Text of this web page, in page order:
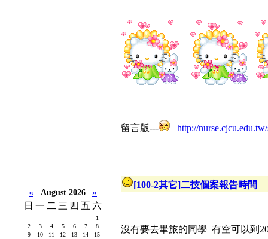
留言版--- http://
« August 2026
»
日 一 二 三 四 五 六
1
2
3 4 5 6 7
8
9
10 11 12 13 14
15
[100-2其它]二技個案報告時間
沒有要去畢旅的同學 有空可以到